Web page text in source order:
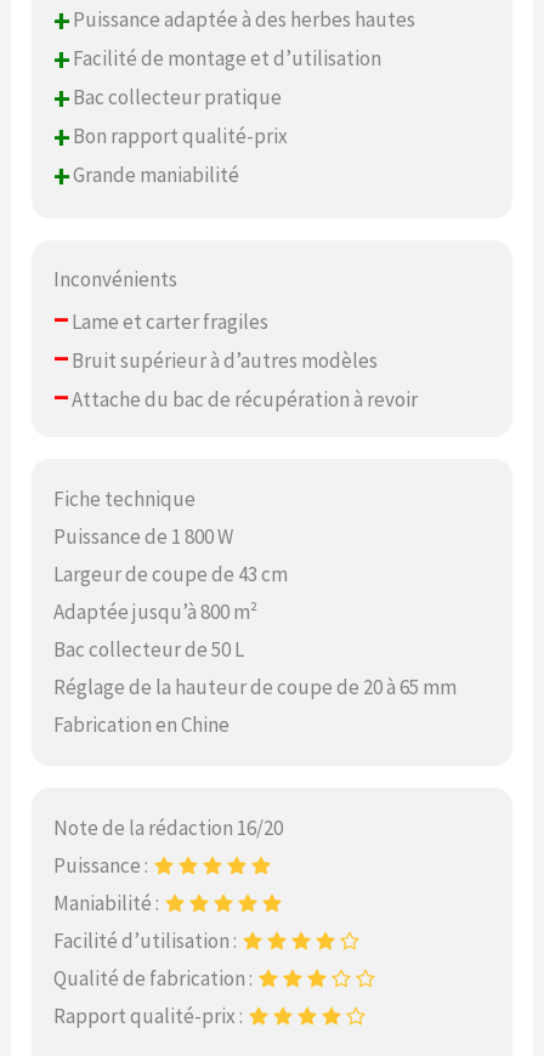
+Puissance adaptée à des herbes hautes
+Facilité de montage et d’utilisation
+Bac collecteur pratique
+Bon rapport qualité-prix
+Grande maniabilité
Inconvénients
–Lame et carter fragiles
–Bruit supérieur à d’autres modèles
–Attache du bac de récupération à revoir
Fiche technique
Puissance de 1 800 W
Largeur de coupe de 43 cm
Adaptée jusqu’à 800 m²
Bac collecteur de 50 L
Réglage de la hauteur de coupe de 20 à 65 mm
Fabrication en Chine
Note de la rédaction 16/20
Puissance :
Maniabilité :
Facilité d’utilisation :
Qualité de fabrication :
Rapport qualité-prix :